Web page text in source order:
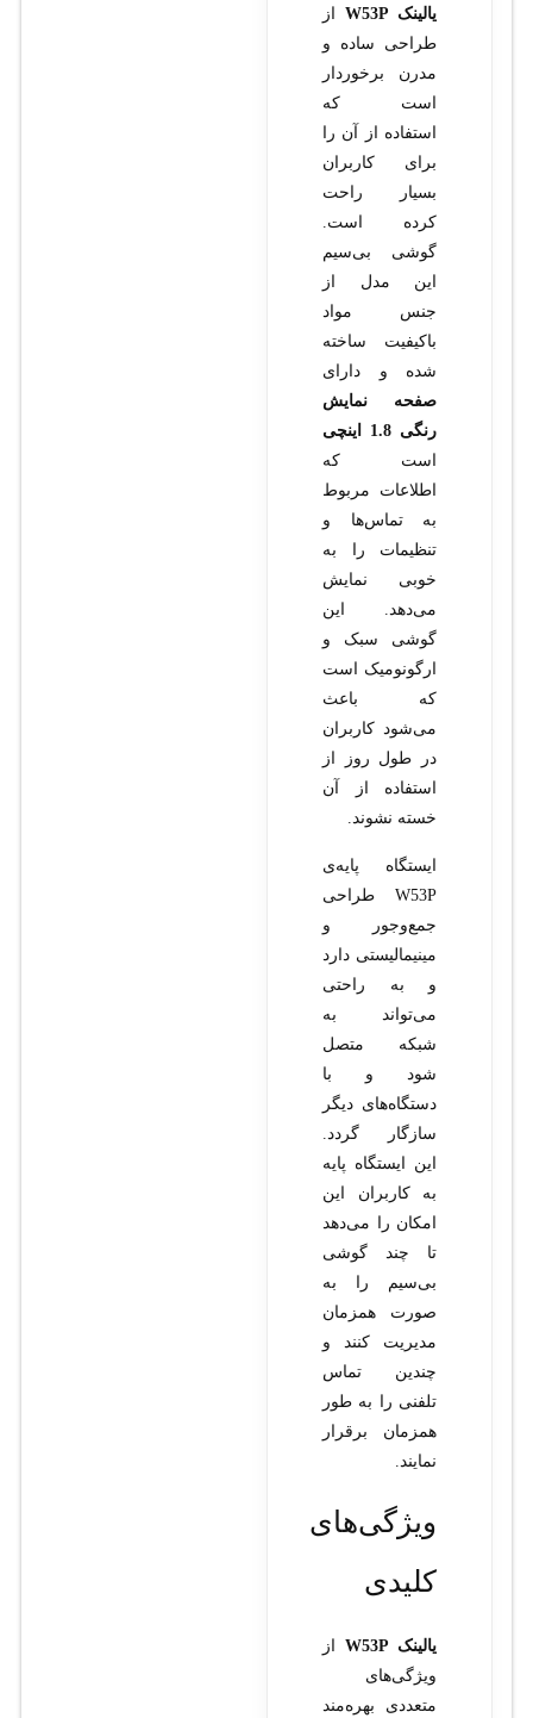
یالینک W53P
از
طراحی ساده و
مدرن برخوردار
است که
استفاده از آن را
برای کاربران
بسیار راحت
کرده است.
گوشی بی‌سیم
این مدل از
جنس مواد
باکیفیت ساخته
شده و دارای
صفحه نمایش
رنگی 1.8 اینچی
است که
اطلاعات مربوط
به تماس‌ها و
تنظیمات را به
خوبی نمایش
می‌دهد. این
گوشی سبک و
ارگونومیک است
که باعث
می‌شود کاربران
در طول روز از
استفاده از آن
خسته نشوند.
ایستگاه پایه‌ی
W53P طراحی
جمع‌وجور و
مینیمالیستی دارد
و به راحتی
می‌تواند به
شبکه متصل
شود و با
دستگاه‌های دیگر
سازگار گردد.
این ایستگاه پایه
به کاربران این
امکان را می‌دهد
تا چند گوشی
بی‌سیم را به
صورت همزمان
مدیریت کنند و
چندین تماس
تلفنی را به طور
همزمان برقرار
نمایند.
ویژگی‌های
کلیدی
یالینک W53P
از
ویژگی‌های
متعددی بهره‌مند